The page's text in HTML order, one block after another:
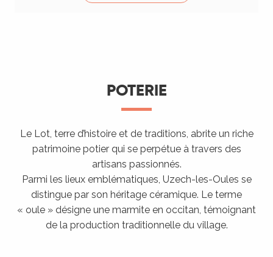
POTERIE
Le Lot, terre d’histoire et de traditions, abrite un riche
patrimoine potier qui se perpétue à travers des
artisans passionnés.
Parmi les lieux emblématiques, Uzech-les-Oules se
distingue par son héritage céramique. Le terme
« oule » désigne une marmite en occitan, témoignant
de la production traditionnelle du village.